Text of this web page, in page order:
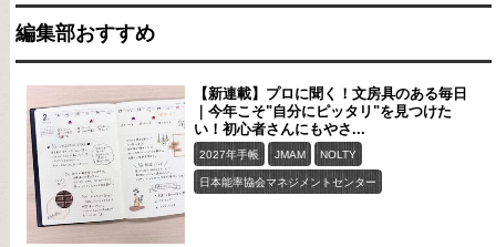
編集部おすすめ
【新連載】プロに聞く！文房具のある毎日
｜今年こそ"自分にピッタリ"を見つけた
い！初心者さんにもやさ...
2027年手帳 JMAM NOLTY
日本能率協会マネジメントセンター